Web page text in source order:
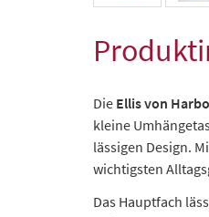
Die Ellis von
kleine
lässigen Design.
wichtigsten
Das Hauptfach